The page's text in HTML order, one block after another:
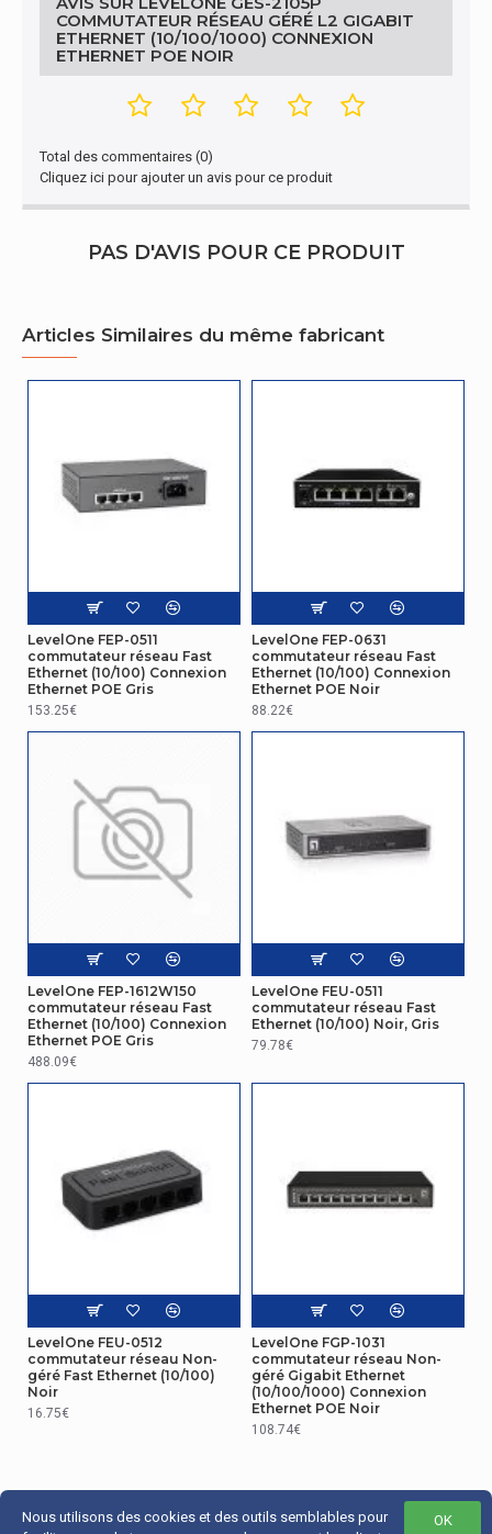
Emballage
Tension d'entrée 54 V
Full duplex
Caractéristiques
Conditions environnementales
Température
d'opération
0 - 45 °C
Température hors
fonctionnement
Détails techniques
Hauteur de la palette
surtensions
8 kV
Autres caractéristiques
GES-2105P
Largeur de l'emballage
Hauteur de l'emballage
Poids du paquet
Design
Autres caractéristiques
COMMUTATEUR RÉSEAU GÉRÉ L2 GIGABIT
ETHERNET (10/100/1000) CONNEXION
ETHERNET POE NOIR
Total des commentaires (0)
Cliquez ici pour ajouter un avis pour ce produit
PAS D'AVIS POUR CE PRODUIT
Articles Similaires du même fabricant
LevelOne FEP-0511
commutateur réseau Fast
Ethernet (10/100) Connexion
Ethernet POE Gris
153.25€
LevelOne FEP-0631
commutateur réseau Fast
Ethernet (10/100) Connexion
Ethernet POE Noir
88.22€
LevelOne FEP-1612W150
commutateur réseau Fast
Ethernet (10/100) Connexion
Ethernet POE Gris
488.09€
LevelOne FEU-0511
commutateur réseau Fast
Ethernet (10/100) Noir, Gris
79.78€
LevelOne FEU-0512
commutateur réseau Non-
géré Fast Ethernet (10/100)
Noir
16.75€
LevelOne FGP-1031
commutateur réseau Non-
géré Gigabit Ethernet
(10/100/1000) Connexion
Ethernet POE Noir
108.74€
OK
Nous utilisons des cookies et des outils semblables pour